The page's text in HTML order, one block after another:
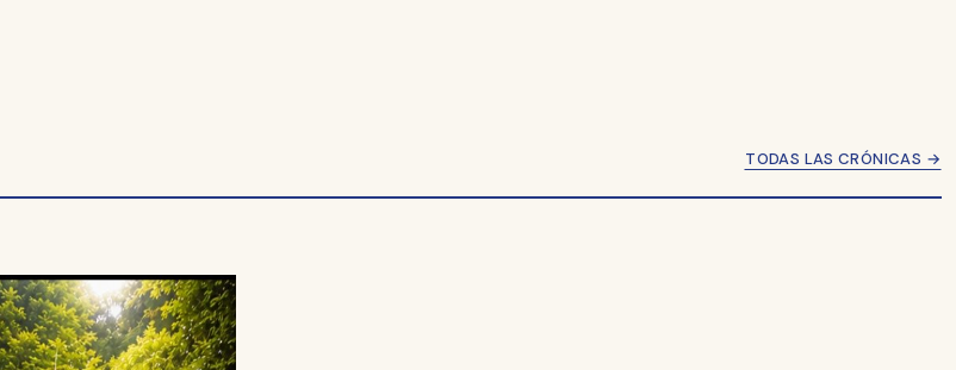
TODAS LAS CRÓNICAS →